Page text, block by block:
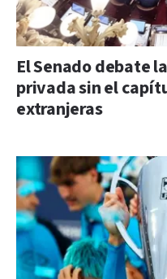
El Senado debate
privada sin el
extranjeras